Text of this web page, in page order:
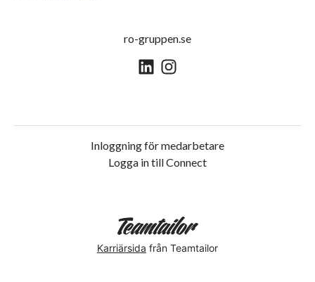
ro-gruppen.se
Inloggning för medarbetare
Logga in till Connect
Karriärsida från Teamtailor